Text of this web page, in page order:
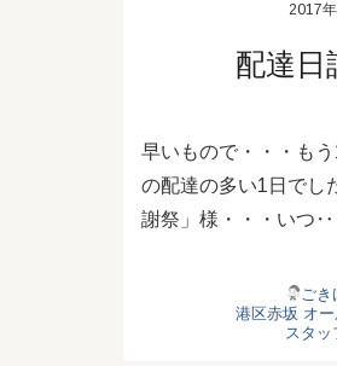
2017
配達
早いもので・・・も
の配達の多い1日でし
謝祭」様・・・いつ‥
ごき
港区赤坂 オ
スタッ